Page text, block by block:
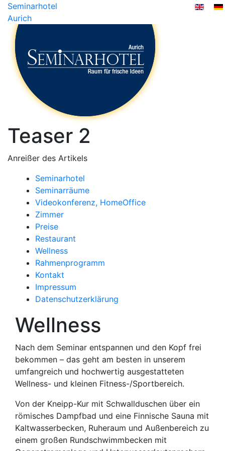
Seminarhotel
Aurich
Teaser 2
Anreißer des Artikels
Seminarhotel
Seminarräume
Videokonferenz, HomeOffice
Zimmer
Preise
Restaurant
Wellness
Rahmenprogramm
Kontakt
Impressum
Datenschutzerklärung
Wellness
Nach dem Seminar entspannen und den Kopf frei
bekommen – das geht am besten in unserem
umfangreich und hochwertig ausgestatteten
Wellness- und kleinen Fitness-/Sportbereich.
Von der Kneipp-Kur mit Schwallduschen über ein
römisches Dampfbad und eine Finnische Sauna mit
Kaltwasserbecken, Ruheraum und Außenbereich zu
einem großen Rundschwimmbecken mit